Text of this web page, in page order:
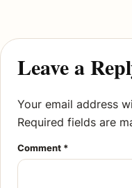
Leave a
Your email address
Required fields are
Comment *